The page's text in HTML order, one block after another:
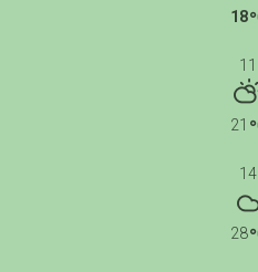
18
11
21
14
28